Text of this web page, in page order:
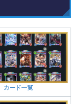
カード一覧